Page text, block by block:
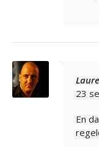
23
En